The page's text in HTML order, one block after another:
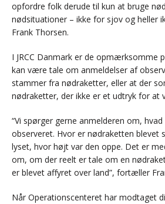
opfordre folk derude til kun at bruge
nødsituationer – ikke for sjov og heller
Frank Thorsen.
I JRCC Danmark er de opmærksomme
kan være tale om anmeldelser af
stammer fra nødraketter, eller at der
nødraketter, der ikke er et udtryk for at
“Vi spørger gerne anmelderen om,
observeret. Hvor er nødraketten blevet
lyset, hvor højt var den oppe. Det er
om, om der reelt er tale om en
er blevet affyret over land”, fortæller
Når Operationscenteret har modtaget